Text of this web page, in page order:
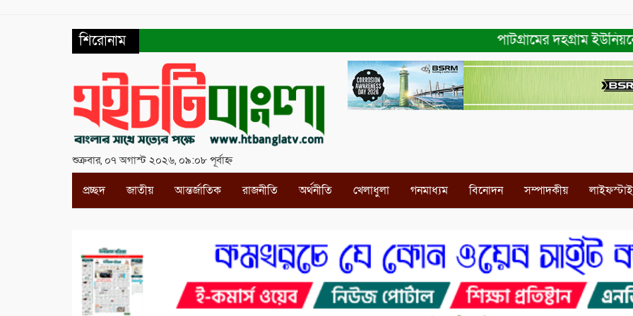
শিরোনাম পাটগ্রামের দহগ্রাম ইউনিয়নের
শুক্রবার, ০৭ অগাস্ট ২০২৬, ০৯:০৮ পূর্বাহ্ন
প্রচ্ছদ জাতীয় আন্তর্জাতিক রাজনীতি অর্থনীতি খেলাধুলা গনমাধ্যম বিনোদন সম্পাদকীয়